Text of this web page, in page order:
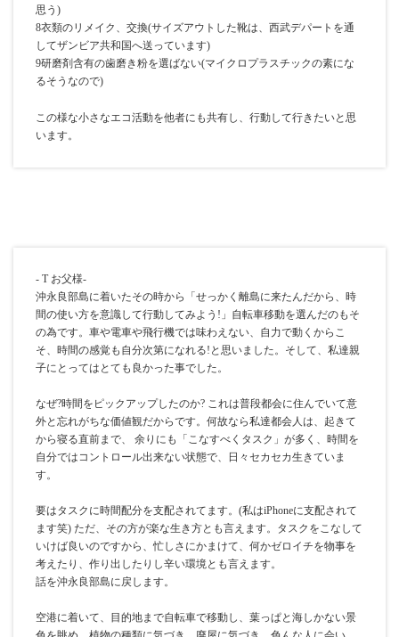
思う)
8衣類のリメイク、交換(サイズアウトした靴は、西武デパートを通
してザンビア共和国へ送っています)
9研磨剤含有の歯磨き粉を選ばない(マイクロプラスチックの素にな
るそうなので)
この様な小さなエコ活動を他者にも共有し、行動して行きたいと思
います。
- T お父様-
沖永良部島に着いたその時から「せっかく離島に来たんだから、時
間の使い方を意識して行動してみよう!」自転車移動を選んだのもそ
の為です。車や電車や飛行機では味わえない、自力で動くからこ
そ、時間の感覚も自分次第になれる!と思いました。そして、私達親
子にとってはとても良かった事でした。
なぜ?時間をピックアップしたのか? これは普段都会に住んでいて意
外と忘れがちな価値観だからです。何故なら私達都会人は、起きて
から寝る直前まで、 余りにも「こなすべくタスク」が多く、時間を
自分ではコントロール出来ない状態で、日々セカセカ生きていま
す。
要はタスクに時間配分を支配されてます。(私はiPhoneに支配されて
ます笑) ただ、その方が楽な生き方とも言えます。タスクをこなして
いけば良いのですから、忙しさにかまけて、何かゼロイチを物事を
考えたり、作り出したりし辛い環境とも言えます。
話を沖永良部島に戻します。
空港に着いて、目的地まで自転車で移動し、葉っぱと海しかない景